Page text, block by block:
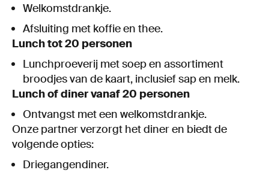
Welkomstdrankje.
Afsluiting met koffie en thee.
Lunch tot 20 personen
Lunchproeverij met soep en assortiment
broodjes van de kaart, inclusief sap en melk.
Lunch of diner vanaf 20 personen
Ontvangst met een welkomstdrankje.
Onze partner verzorgt het diner en biedt de
volgende opties:
Driegangendiner.